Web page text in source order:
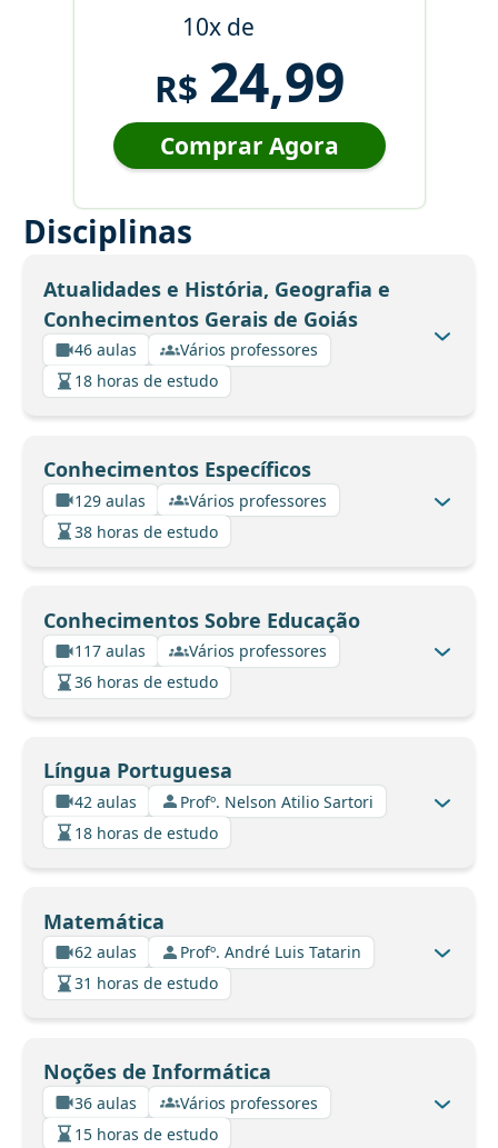
10x de
R$ 24,99
Comprar Agora
Disciplinas
Atualidades e História, Geografia e
Conhecimentos Gerais de Goiás
46 aulas
Vários professores
18 horas de estudo
Conhecimentos Específicos
129 aulas
Vários professores
38 horas de estudo
Conhecimentos Sobre Educação
117 aulas
Vários professores
36 horas de estudo
Língua Portuguesa
42 aulas
Profº. Nelson Atilio Sartori
18 horas de estudo
Matemática
62 aulas
Profº. André Luis Tatarin
31 horas de estudo
Noções de Informática
36 aulas
Vários professores
15 horas de estudo